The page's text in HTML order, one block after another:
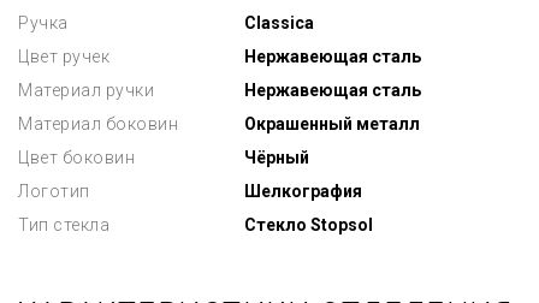
Ручка
Classica
Цвет ручек
Нержавеющая сталь
Материал ручки
Нержавеющая сталь
Материал боковин
Окрашенный металл
Цвет боковин
Чёрный
Логотип
Шелкография
Тип стекла
Стекло Stopsol